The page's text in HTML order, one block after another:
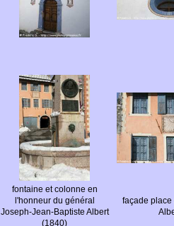
fontaine et colonne en
l'honneur du général
Joseph-Jean-Baptiste Albert
(1840)
façade place